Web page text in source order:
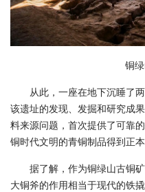
铜
从此，一座在地下沉睡了
该遗址的发现、发掘和研究成
料来源问题，首次提供了可靠
铜时代文明的青铜制品得到正本
据了解，作为铜绿山古铜
大铜斧的作用相当于现代的铁撬